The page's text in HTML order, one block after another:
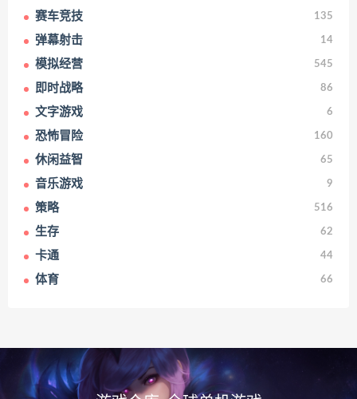
赛车竞技 135
弹幕射击 14
模拟经营 545
即时战略 86
文字游戏 6
恐怖冒险 160
休闲益智 65
音乐游戏 9
策略 516
生存 62
卡通 44
体育 66